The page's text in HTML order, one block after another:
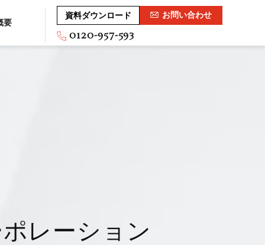
要
資料ダウンロード お問い合わせ
0120-957-593
レーション